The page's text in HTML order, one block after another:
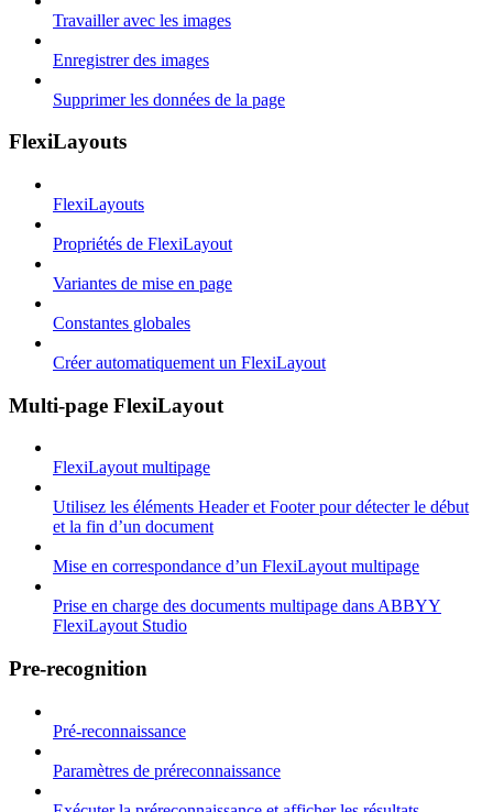
Travailler avec les images
Enregistrer des images
Supprimer les données de la page
FlexiLayouts
FlexiLayouts
Propriétés de FlexiLayout
Variantes de mise en page
Constantes globales
Créer automatiquement un FlexiLayout
Multi-page FlexiLayout
FlexiLayout multipage
Utilisez les éléments Header et Footer pour détecter le début
et la fin d’un document
Mise en correspondance d’un FlexiLayout multipage
Prise en charge des documents multipage dans ABBYY
FlexiLayout Studio
Pre-recognition
Pré-reconnaissance
Paramètres de préreconnaissance